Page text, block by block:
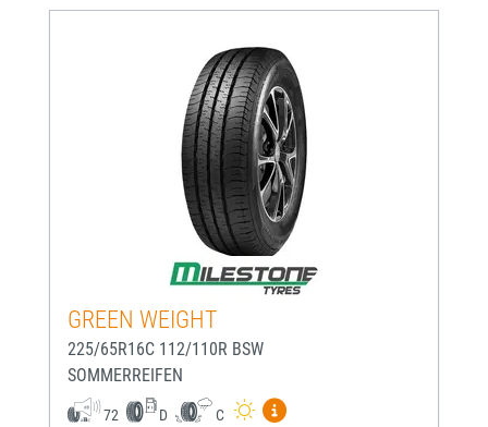
GREEN WEIGHT
225/65R16C 112/110R BSW
SOMMERREIFEN
72 D C
Mehr Informationen zum